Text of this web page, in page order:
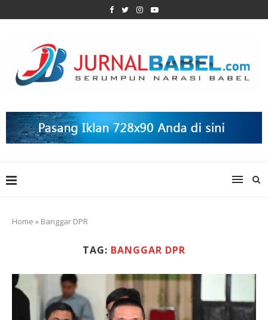
Home » Banggar DPR
TAG: BANGGAR DPR